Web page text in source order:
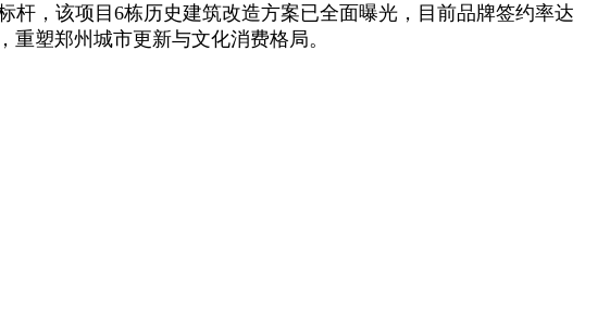
杆，该项目6栋历史建筑改造方案已全面曝光，目前品牌签约率达
塑郑州城市更新与文化消费格局。